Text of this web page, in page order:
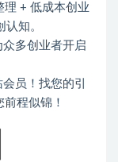
+ 低成本创业
知。
多创业者开启
员！找您的引
程似锦！